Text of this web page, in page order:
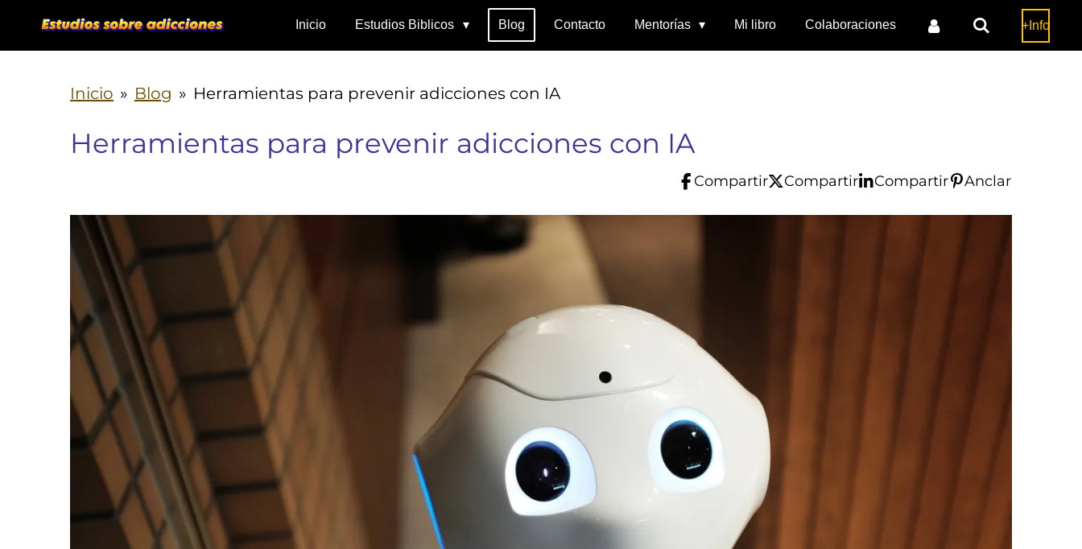
al
Inicio Estudios Biblicos Blog Contacto Mentorías Mi libro Colaboraciones +Info
Inicio » Blog » Herramientas para prevenir adicciones con IA
Herramientas para prevenir adicciones con IA
Compartir Compartir Compartir Anclar